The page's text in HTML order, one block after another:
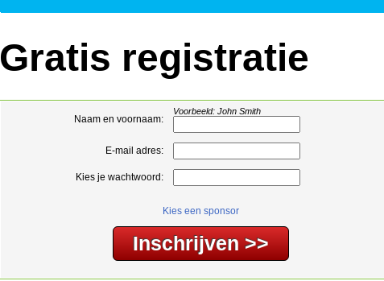
Gratis registratie
Naam en voornaam:
Voorbeeld: John Smith
E-mail adres:
Kies je wachtwoord:
Kies een sponsor